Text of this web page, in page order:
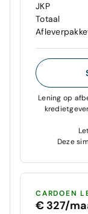
JKP
Totaal
Lening op
Deze
CARDOEN
€ 327/